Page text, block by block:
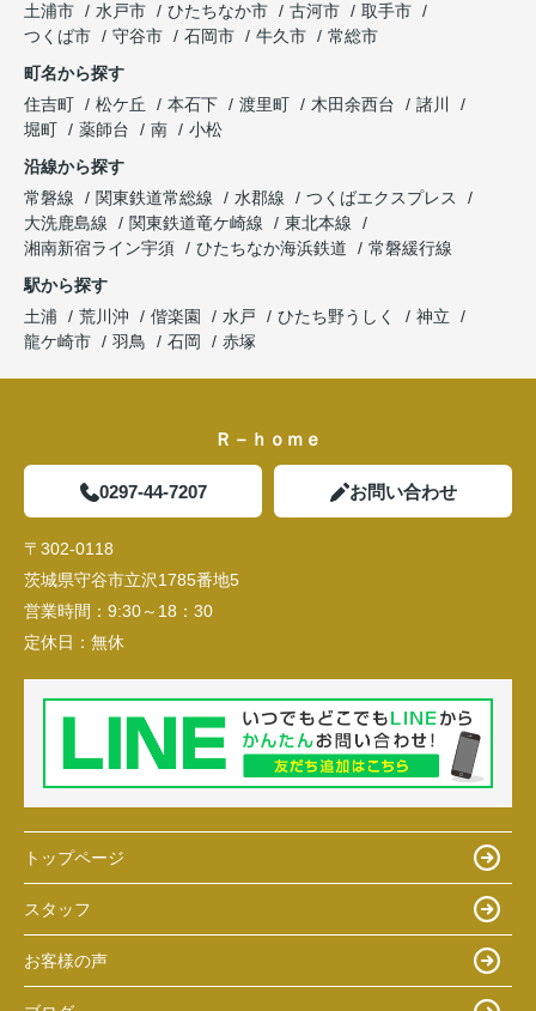
土浦市
水戸市 ひたちなか市 古河市
取手市
つくば市
守谷市 石岡市 牛久市
常総市
町名から探す
住吉町
松ケ丘 本石下 渡里町 木田余西台
諸川
堀町
薬師台 南
小松
沿線から探す
常磐線
関東鉄道常総線 水郡線
つくばエクスプレス
大洗鹿島線
関東鉄道竜ケ崎線
東北本線
湘南新宿ライン宇須
ひたちなか海浜鉄道
常磐緩行線
駅から探す
土浦
荒川沖 偕楽園 水戸 ひたち野うしく
神立
龍ケ崎市
羽鳥 石岡 赤塚
Ｒ－ｈｏｍｅ
0297-44-7207 お問い合わせ
〒302-0118
茨城県守谷市立沢1785番地5
営業時間： 9:30～18：30
定休日： 無休
トップページ
スタッフ
お客様の声